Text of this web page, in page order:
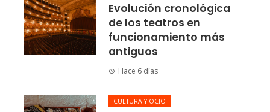
Evolución cronológica
de los teatros en
funcionamiento más
antiguos
Hace 6 días
CULTURA Y OCIO